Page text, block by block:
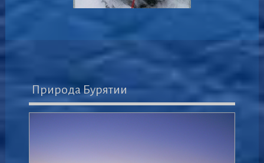
Природа Бурятии